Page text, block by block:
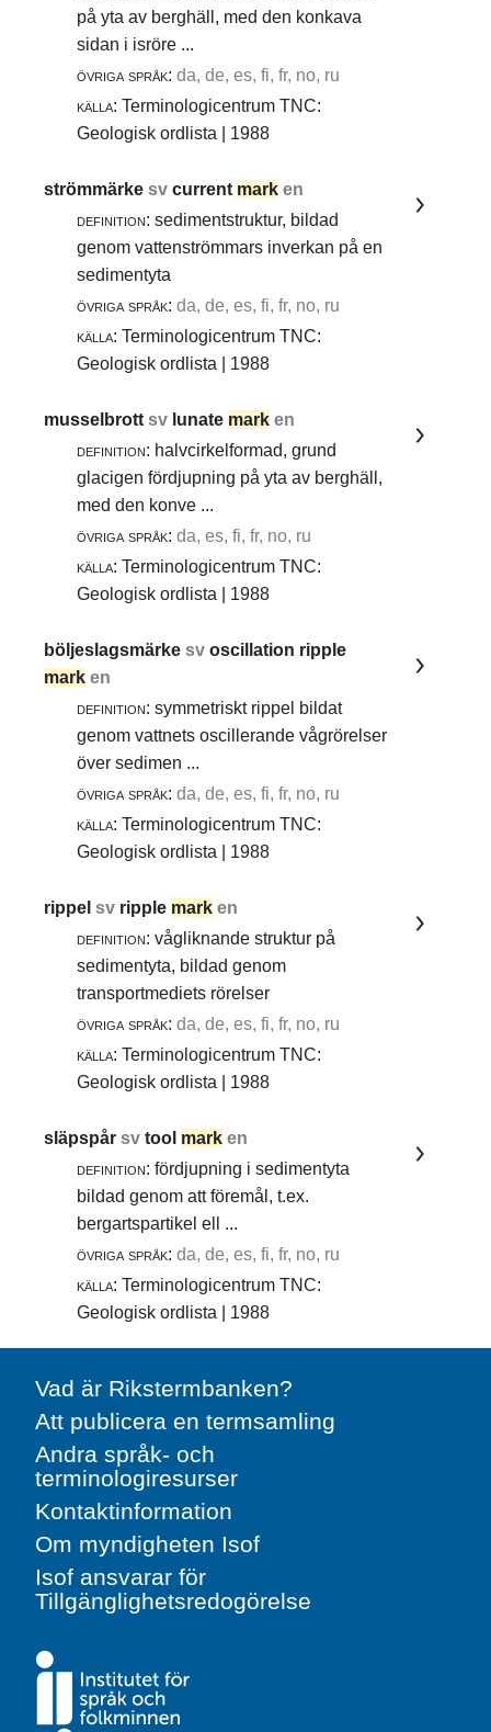
på yta av berghäll, med den konkava
sidan i isröre ...
övriga språk: da, de, es, fi, fr, no, ru
källa: Terminologicentrum TNC:
Geologisk ordlista | 1988
strömmärkesvcurrent mark en
definition: sedimentstruktur, bildad
genom vattenströmmars inverkan på en
sedimentyta
övriga språk: da, de, es, fi, fr, no, ru
källa: Terminologicentrum TNC:
Geologisk ordlista | 1988
musselbrottsv lunate mark en
definition: halvcirkelformad, grund
glacigen fördjupning på yta av berghäll,
med den konve ...
övriga språk: da, es, fi, fr, no, ru
källa: Terminologicentrum TNC:
Geologisk ordlista | 1988
böljeslagsmärkesvoscillation ripple
mark en
definition: symmetriskt rippel bildat
genom vattnets oscillerande vågrörelser
över sedimen ...
övriga språk: da, de, es, fi, fr, no, ru
källa: Terminologicentrum TNC:
Geologisk ordlista | 1988
rippelsv ripple mark en
definition: vågliknande struktur på
sedimentyta, bildad genom
transportmediets rörelser
övriga språk: da, de, es, fi, fr, no, ru
källa: Terminologicentrum TNC:
Geologisk ordlista | 1988
släpspårsvtool mark en
definition: fördjupning i sedimentyta
bildad genom att föremål, t.ex.
bergartspartikel ell ...
övriga språk: da, de, es, fi, fr, no, ru
källa: Terminologicentrum TNC:
Geologisk ordlista | 1988
Vad är Rikstermbanken?
Att publicera en termsamling
Andra språk- och
terminologiresurser
Kontaktinformation
Om myndigheten Isof
Isof ansvarar för
Tillgänglighetsredogörelse